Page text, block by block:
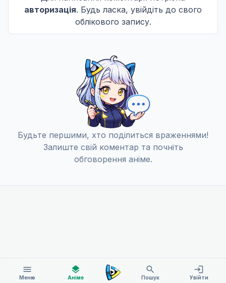
menu
Меню
layers
Аніме
search
Пошук
login
Увійти
14 бер. 2026
Я сумую за тобою
12
28 бер. 2026
авторизація. Будь ласка, увійдіть до свого
облікового запису.
Будьте першими, хто поділиться враженнями!
Залиште свій коментар та почніть
обговорення аніме.